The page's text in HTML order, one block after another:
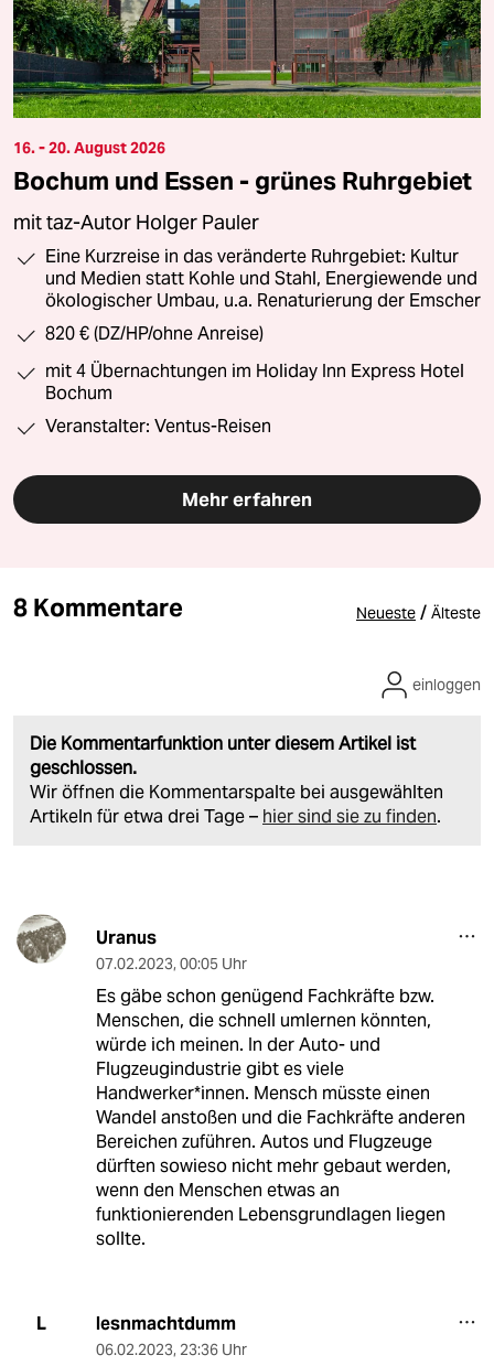
16. - 20. August 2026
Bochum und Essen - grünes Ruhrgebiet
mit taz-Autor Holger Pauler
Eine Kurzreise in das veränderte Ruhrgebiet: Kultur
und Medien statt Kohle und Stahl, Energiewende und
ökologischer Umbau, u.a. Renaturierung der Emscher
820 € (DZ/HP/ohne Anreise)
mit 4 Übernachtungen im Holiday Inn Express Hotel
Bochum
Veranstalter: Ventus-Reisen
Mehr erfahren
8 Kommentare Neueste / Älteste
Die Kommentarfunktion unter diesem Artikel ist
geschlossen.
Wir öffnen die Kommentarspalte bei ausgewählten
Artikeln für etwa drei Tage – hier sind sie zu finden.
einloggen
Uranus
07.02.2023, 00:05 Uhr
Es gäbe schon genügend Fachkräfte bzw.
Menschen, die schnell umlernen könnten,
würde ich meinen. In der Auto- und
Flugzeugindustrie gibt es viele
Handwerker*innen. Mensch müsste einen
Wandel anstoßen und die Fachkräfte anderen
Bereichen zuführen. Autos und Flugzeuge
dürften sowieso nicht mehr gebaut werden,
wenn den Menschen etwas an
funktionierenden Lebensgrundlagen liegen
sollte.
L lesnmachtdumm
06.02.2023, 23:36 Uhr